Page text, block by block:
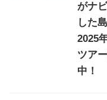
がナ
した
2025
ツア
中！